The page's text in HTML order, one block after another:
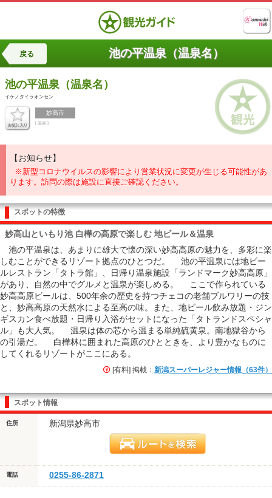
戻る 池の平温泉（温泉名）
池の平温泉（温泉名）
イケノタイラオンセン
妙高市
[ 温泉 ]
【お知らせ】
※新型コロナウイルスの影響により営業状況に変更が生じる可能性があ
ります。訪問の際は施設に直接ご確認ください。
スポットの特徴
妙高山といもり池 白樺の高原で楽しむ 地ビール＆温泉
池の平温泉は、あまりに雄大で懐の深い妙高高原の魅力を、多彩に楽
しむことができるリゾート拠点のひとつだ。 池の平温泉には地ビー
ルレストラン「タトラ館」、日帰り温泉施設「ランドマーク妙高高原」
があり、自然の中でグルメと温泉が楽しめる。 ここで作られている
妙高高原ビールは、500年余の歴史を持つチェコの老舗ブルワリーの技
と、妙高高原の天然水による至高の味。また、地ビール飲み放題・ジン
ギスカン食べ放題・日帰り入浴がセットになった「タトランドスペシャ
ル」も大人気。 温泉は体の芯から温まる単純硫黄泉。南地獄谷から
の引湯だ。 白樺林に囲まれた高原のひとときを、より豊かなものに
してくれるリゾートがここにある。
[有料] 掲載： 新潟スーパーレジャー情報（63件）
スポット情報
住所 新潟県妙高市
電話 0255-86-2871